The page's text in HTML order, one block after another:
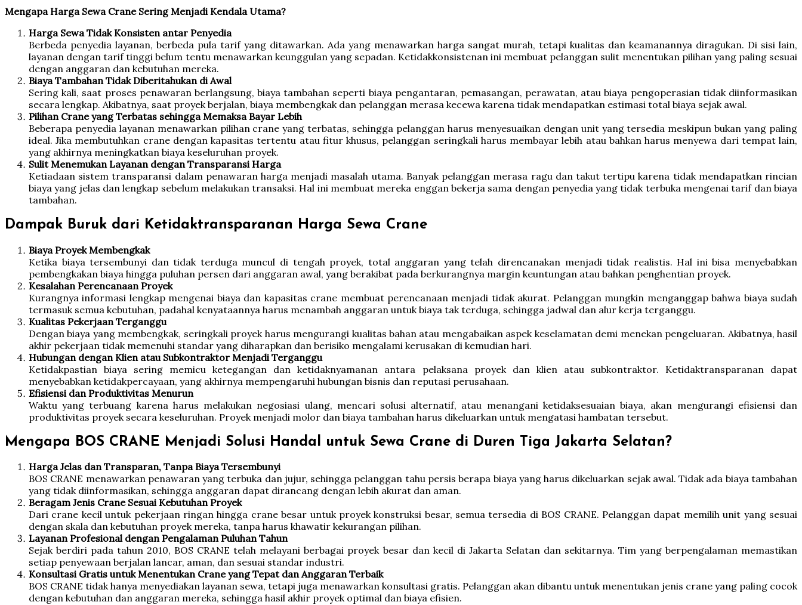
Mengapa Harga Sewa Crane Sering Menjadi Kendala Utama?
Harga Sewa Tidak Konsisten antar Penyedia
Berbeda penyedia layanan, berbeda pula tarif yang ditawarkan. Ada yang menawarkan harga sangat murah, tetapi kualitas dan keamanannya diragukan. Di sisi lain,
layanan dengan tarif tinggi belum tentu menawarkan keunggulan yang sepadan. Ketidakkonsistenan ini membuat pelanggan sulit menentukan pilihan yang paling sesuai
dengan anggaran dan kebutuhan mereka.
Biaya Tambahan Tidak Diberitahukan di Awal
Sering kali, saat proses penawaran berlangsung, biaya tambahan seperti biaya pengantaran, pemasangan, perawatan, atau biaya pengoperasian tidak diinformasikan
secara lengkap. Akibatnya, saat proyek berjalan, biaya membengkak dan pelanggan merasa kecewa karena tidak mendapatkan estimasi total biaya sejak awal.
Pilihan Crane yang Terbatas sehingga Memaksa Bayar Lebih
Beberapa penyedia layanan menawarkan pilihan crane yang terbatas, sehingga pelanggan harus menyesuaikan dengan unit yang tersedia meskipun bukan yang paling
ideal. Jika membutuhkan crane dengan kapasitas tertentu atau fitur khusus, pelanggan seringkali harus membayar lebih atau bahkan harus menyewa dari tempat lain,
yang akhirnya meningkatkan biaya keseluruhan proyek.
Sulit Menemukan Layanan dengan Transparansi Harga
Ketiadaan sistem transparansi dalam penawaran harga menjadi masalah utama. Banyak pelanggan merasa ragu dan takut tertipu karena tidak mendapatkan rincian
biaya yang jelas dan lengkap sebelum melakukan transaksi. Hal ini membuat mereka enggan bekerja sama dengan penyedia yang tidak terbuka mengenai tarif dan biaya
tambahan.
Dampak Buruk dari Ketidaktransparanan Harga Sewa Crane
Biaya Proyek Membengkak
Ketika biaya tersembunyi dan tidak terduga muncul di tengah proyek, total anggaran yang telah direncanakan menjadi tidak realistis. Hal ini bisa menyebabkan
pembengkakan biaya hingga puluhan persen dari anggaran awal, yang berakibat pada berkurangnya margin keuntungan atau bahkan penghentian proyek.
Kesalahan Perencanaan Proyek
Kurangnya informasi lengkap mengenai biaya dan kapasitas crane membuat perencanaan menjadi tidak akurat. Pelanggan mungkin menganggap bahwa biaya sudah
termasuk semua kebutuhan, padahal kenyataannya harus menambah anggaran untuk biaya tak terduga, sehingga jadwal dan alur kerja terganggu.
Kualitas Pekerjaan Terganggu
Dengan biaya yang membengkak, seringkali proyek harus mengurangi kualitas bahan atau mengabaikan aspek keselamatan demi menekan pengeluaran. Akibatnya, hasil
akhir pekerjaan tidak memenuhi standar yang diharapkan dan berisiko mengalami kerusakan di kemudian hari.
Hubungan dengan Klien atau Subkontraktor Menjadi Terganggu
Ketidakpastian biaya sering memicu ketegangan dan ketidaknyamanan antara pelaksana proyek dan klien atau subkontraktor. Ketidaktransparanan dapat
menyebabkan ketidakpercayaan, yang akhirnya mempengaruhi hubungan bisnis dan reputasi perusahaan.
Efisiensi dan Produktivitas Menurun
Waktu yang terbuang karena harus melakukan negosiasi ulang, mencari solusi alternatif, atau menangani ketidaksesuaian biaya, akan mengurangi efisiensi dan
produktivitas proyek secara keseluruhan. Proyek menjadi molor dan biaya tambahan harus dikeluarkan untuk mengatasi hambatan tersebut.
Mengapa BOS CRANE Menjadi Solusi Handal untuk Sewa Crane di Duren Tiga Jakarta Selatan?
Harga Jelas dan Transparan, Tanpa Biaya Tersembunyi
BOS CRANE menawarkan penawaran yang terbuka dan jujur, sehingga pelanggan tahu persis berapa biaya yang harus dikeluarkan sejak awal. Tidak ada biaya tambahan
yang tidak diinformasikan, sehingga anggaran dapat dirancang dengan lebih akurat dan aman.
Beragam Jenis Crane Sesuai Kebutuhan Proyek
Dari crane kecil untuk pekerjaan ringan hingga crane besar untuk proyek konstruksi besar, semua tersedia di BOS CRANE. Pelanggan dapat memilih unit yang sesuai
dengan skala dan kebutuhan proyek mereka, tanpa harus khawatir kekurangan pilihan.
Layanan Profesional dengan Pengalaman Puluhan Tahun
Sejak berdiri pada tahun 2010, BOS CRANE telah melayani berbagai proyek besar dan kecil di Jakarta Selatan dan sekitarnya. Tim yang berpengalaman memastikan
setiap penyewaan berjalan lancar, aman, dan sesuai standar industri.
Konsultasi Gratis untuk Menentukan Crane yang Tepat dan Anggaran Terbaik
BOS CRANE tidak hanya menyediakan layanan sewa, tetapi juga menawarkan konsultasi gratis. Pelanggan akan dibantu untuk menentukan jenis crane yang paling cocok
dengan kebutuhan dan anggaran mereka, sehingga hasil akhir proyek optimal dan biaya efisien.